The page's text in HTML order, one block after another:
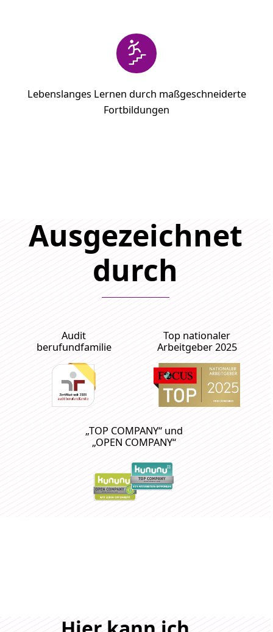
Lebenslanges Lernen durch maßgeschneiderte
Fortbildungen
Ausgezeichnet
durch
Audit
berufundfamilie
Top nationaler
Arbeitgeber 2025
„TOP COMPANY“ und
„OPEN COMPANY“